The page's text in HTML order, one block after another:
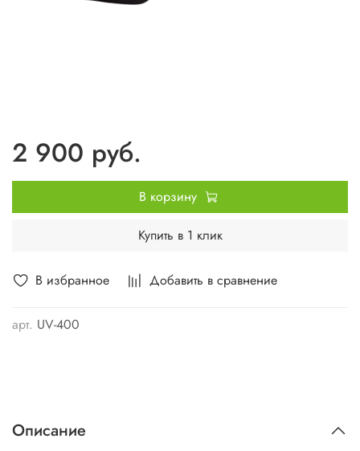
В избранное Добавить в сравнение
арт. UV-400
2 900 руб.
В корзину
Купить в 1 клик
Описание